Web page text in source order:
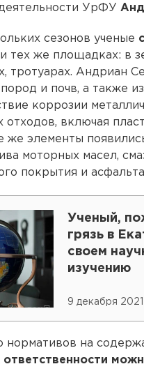
УрФУ
сезонов ученые
тех же площадках: в
тротуарах. Андриан
и почв, а также
коррозии
включая
же элементы
моторных масел,
покрытия и
Ученый,
грязь в
своем
изучению
9 декабря 2021
нормативов на
ответственности